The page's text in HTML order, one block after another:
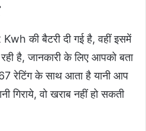
की बैटरी दी गई है, वहीं इसमें
है, जानकारी के लिए आपको बता
रेटिंग के साथ आता है यानी आप
गिराये, वो खराब नहीं हो सकती